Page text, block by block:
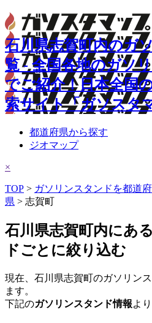
石川県志賀町内のガ
覧 - 全国各地のガソ
でご紹介！日本全国
索サイト「ガソスタ
都道府県から探す
ジオマップ
×
TOP > ガソリンスタンドを都道
県 > 志賀町
石川県志賀町内にあ
ドごとに絞り込む
現在、石川県志賀町のガソリン
ます。
下記のガソリンスタンド情報よ